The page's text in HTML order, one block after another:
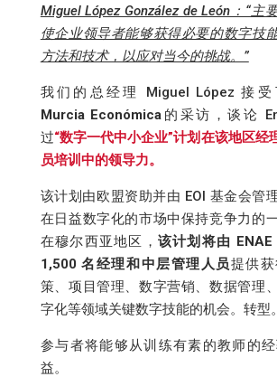
Miguel López González de León：“主
使企业领导者能够获得必要的数字技
方法和技术，以应对当今的挑战。”
我们的总经理 Miguel López 接受
Murcia Económica 的采访，谈论
过“数字一代中小企业”计划在该地区经
员培训中的领导力。
该计划由欧盟资助并由 EOI 基金会管
在日益数字化的市场中保持竞争力的
在穆尔西亚地区， 该计划将由 ENAE
1,500 名经理和中层管理人员提供
策、项目管理、数字营销、数据管理
字化等领域关键数字技能的机会。转型。
参与者将能够从训练有素的教师的
益。